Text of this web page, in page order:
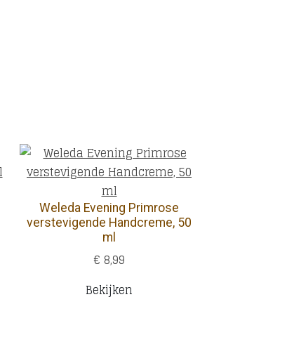
Weleda Evening Primrose
verstevigende Handcreme, 50
ml
€ 8,99
Bekijken